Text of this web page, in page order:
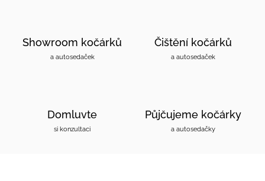
Showroom kočárků
a autosedaček
Čištění kočárků
a autosedaček
Domluvte
si konzultaci
Půjčujeme kočárky
a autosedačky